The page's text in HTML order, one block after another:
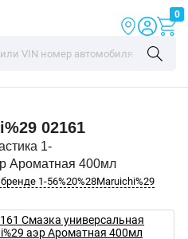
0
02161
1-
Ароматная 400мл
1-56%20%28Maruichi%29